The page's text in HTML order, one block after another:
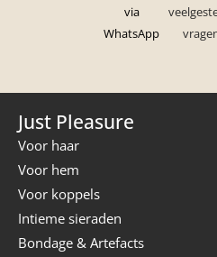
via
WhatsApp
Just Pleasure
Voor haar
Voor hem
Voor koppels
Intieme sieraden
Bondage & Artefacts